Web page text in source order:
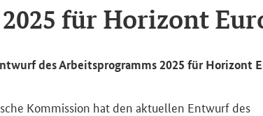
für Ho­ri­zont
des Ar­beits­pro­gramms 2025 für Ho­ri­zont
Kom­mis­si­on hat den ak­tu­el­len Ent­wurf des